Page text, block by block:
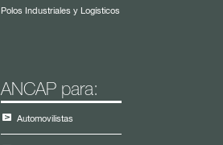
Polos Industriales y Logísticos
ANCAP para:
Automovilistas